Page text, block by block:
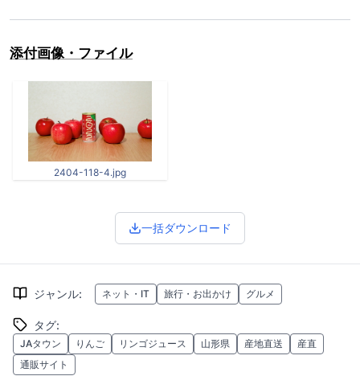
添付画像・ファイル
2404-118-4.jpg
一括ダウンロード
ジャンル: ネット・IT 旅行・お出かけ グルメ
タグ:
JAタウン りんご リンゴジュース 山形県 産地直送
産直
通販サイト